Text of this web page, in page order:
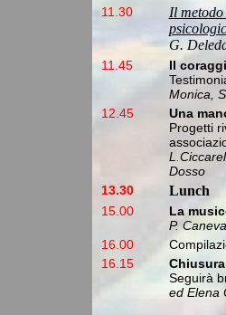
11.30
Il
G.
11.45
Il
Monica,
12.45
Una
Progetti
Dosso
13.30
Lunch
15.00
La
P.
16.00
16.15
Seguirà
ed Elena